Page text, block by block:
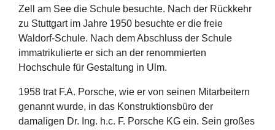
Zell am See die Schule besuchte. Nach der Rückkehr
zu Stuttgart im Jahre 1950 besuchte er die freie
Waldorf-Schule. Nach dem Abschluss der Schule
immatrikulierte er sich an der renommierten
Hochschule für Gestaltung in Ulm.
1958 trat F.A. Porsche, wie er von seinen Mitarbeitern
genannt wurde, in das Konstruktionsbüro der
damaligen Dr. Ing. h.c. F. Porsche KG ein. Sein großes